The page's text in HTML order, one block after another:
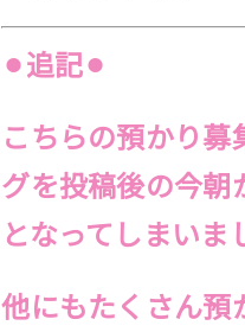
⚫︎追記⚫︎
こちらの預かり
グを投稿後の今朝
となってしまいま
他にもたくさん預